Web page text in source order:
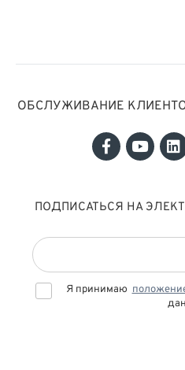
ОБСЛУЖИВАНИЕ
ПОДПИСАТЬСЯ НА
Я принимаю